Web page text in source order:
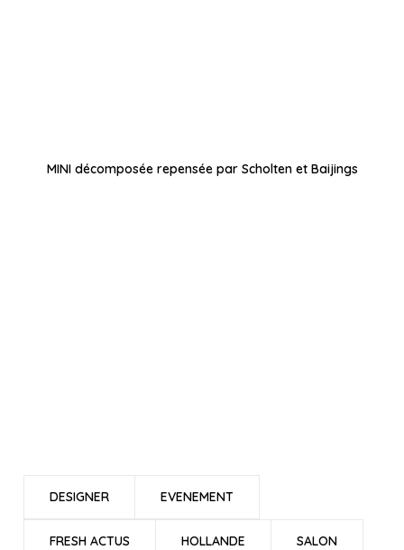
MINI décomposée repensée par Scholten et Baijings
DESIGNER EVENEMENT
FRESH ACTUS HOLLANDE SALON